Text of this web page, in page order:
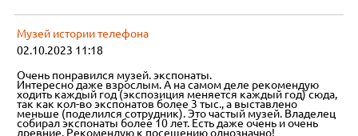
Музей истории телефона
02.10.2023 11:18
Очень понравился музей. экспонаты.
Интересно даже взрослым. А на самом деле рекомендую
ходить каждый год (экспозиция меняется каждый год) сюда,
так как кол-во экспонатов более 3 тыс., а выставлено
меньше (поделился сотрудник). Это частый музей. Владелец
собирал экспонаты более 10 лет. Есть даже очень и очень
древние. Рекомендую к посещению однозначно!